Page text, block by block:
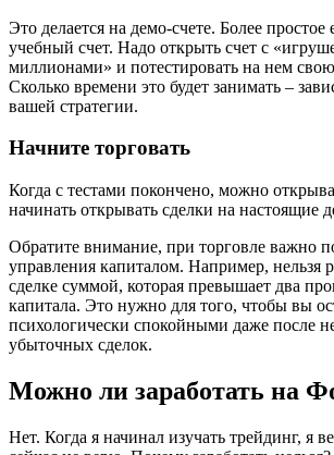
Это делается на демо-счете. Более простое
учебный счет. Надо открыть счет с
миллионами» и потестировать на нем
Сколько времени это будет занимать –
вашей стратегии.
Начните торговать
Когда с тестами покончено, можно
начинать открывать сделки на настоящие
Обратите внимание, при торговле важно
управления капиталом. Например, нельзя
сделке суммой, которая превышает два
капитала. Это нужно для того, чтобы вы
психологически спокойными даже после
убыточных сделок.
Можно ли заработать на
Нет. Когда я начинал изучать трейдинг, я